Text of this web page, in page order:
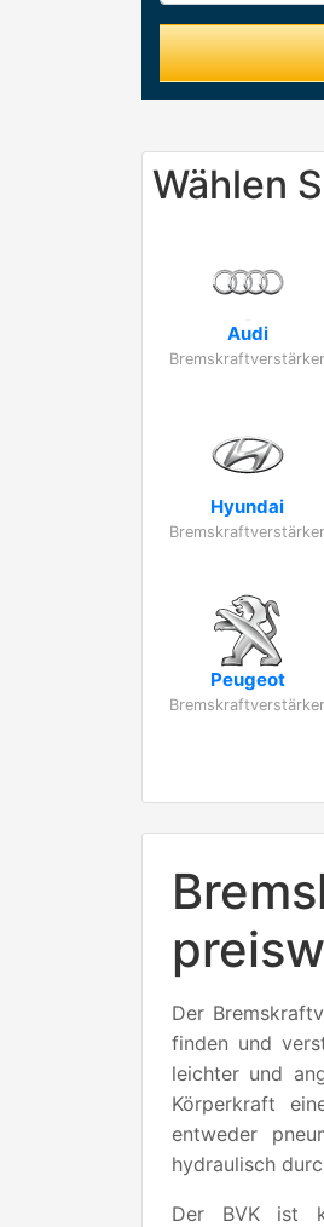
Wählen
Audi
Bremskraftverstärker
Hyundai
Bremskraftverstärker
Peugeot
Bremskraftverstärker
Der
finden und
leichter und
Körperkraft
entweder
hydraulisch
Der BVK ist